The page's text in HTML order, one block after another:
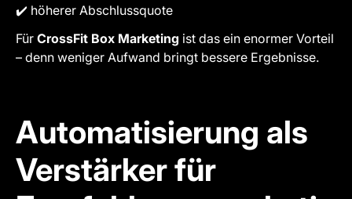
✔️ höherer Abschlussquote
Für CrossFit Box Marketing ist das ein enormer Vorteil
– denn weniger Aufwand bringt bessere Ergebnisse.
Automatisierung als
Verstärker für